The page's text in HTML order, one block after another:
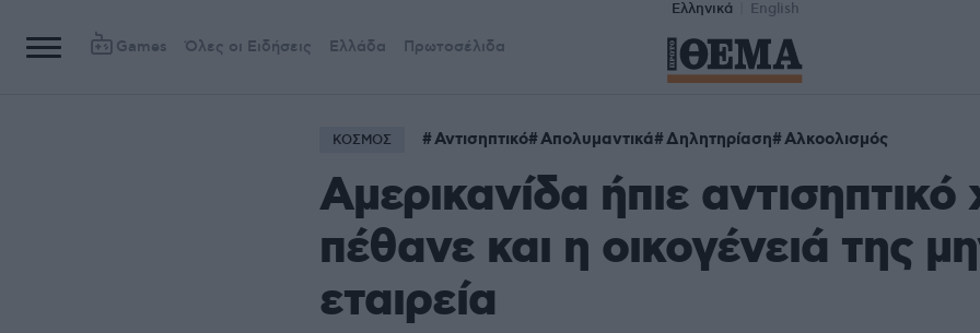
Ελληνικά English
Games Όλες οι Ειδήσεις Ελλάδα Πρωτοσέλιδα
ΚΟΣΜΟΣ Αντισηπτικό Απολυμαντικά Δηλητηρίαση Αλκοολισμός
Αμερικανίδα ήπιε αντισηπτικό
πέθανε και η οικογένειά της
εταιρεία